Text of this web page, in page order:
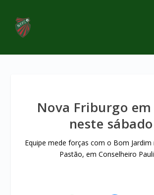
Nova Friburgo em
neste sábado
Equipe mede forças com o Bom
Pastão, em Conselheiro